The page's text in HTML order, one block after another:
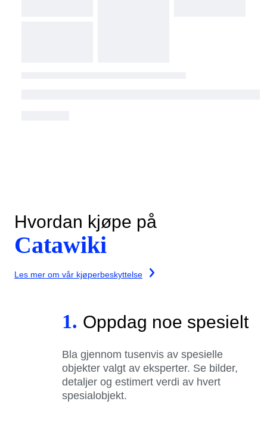
Hvordan kjøpe på
Catawiki
Les mer om vår kjøperbeskyttelse
1. Oppdag noe spesielt
Bla gjennom tusenvis av spesielle
objekter valgt av eksperter. Se bilder,
detaljer og estimert verdi av hvert
spesialobjekt.